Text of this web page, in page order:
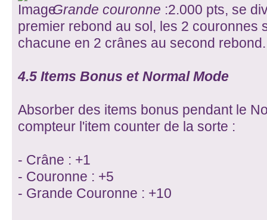
Grande couronne :2.000 pts, se
premier rebond au sol, les 2 couronnes
chacune en 2 crânes au second rebond.
4.5 Items Bonus et Normal Mode
Absorber des items bonus pendant le
compteur l'item counter de la sorte :
- Crâne : +1
- Couronne : +5
- Grande Couronne : +10